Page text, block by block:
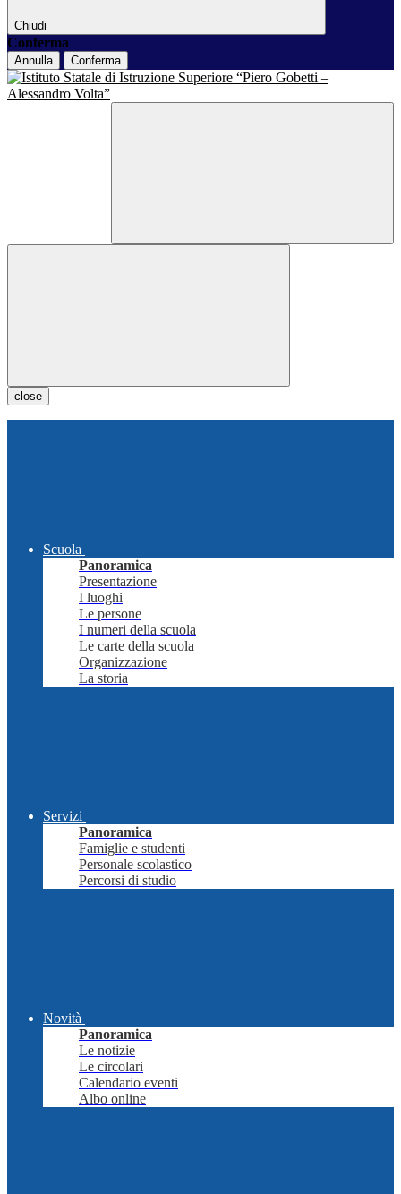
Chiudi
Conferma
Annulla Conferma
close
Scuola
Panoramica
Presentazione
I luoghi
Le persone
I numeri della scuola
Le carte della scuola
Organizzazione
La storia
Servizi
Panoramica
Famiglie e studenti
Personale scolastico
Percorsi di studio
Novità
Panoramica
Le notizie
Le circolari
Calendario eventi
Albo online